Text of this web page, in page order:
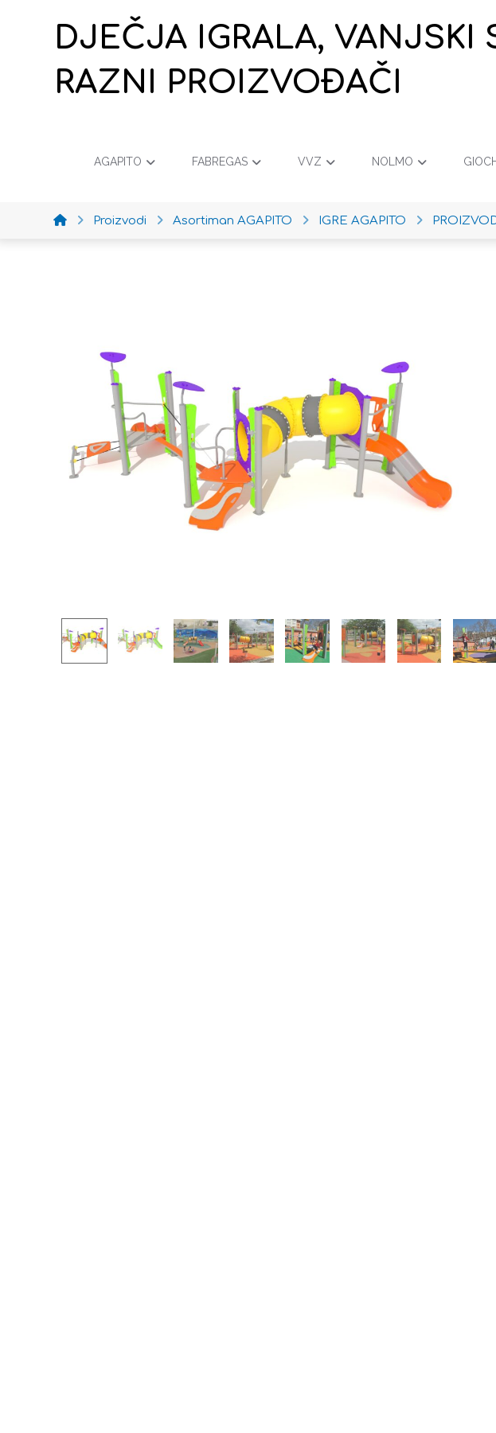
DJEČJA IGRALA, VANJSKI
RAZNI PROIZVOĐAČI
AGAPITO FABREGAS VVZ NOLMO
Proizvodi Asortiman AGAPITO IGRE AGAPITO